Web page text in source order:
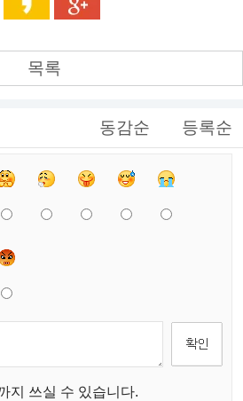
목록
동감순 등록순
지 쓰실 수 있습니다.